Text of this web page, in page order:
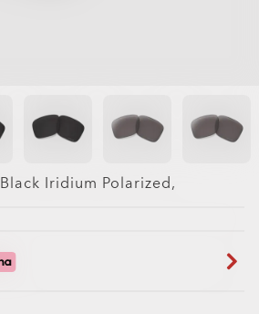
Black Iridium Polarized,